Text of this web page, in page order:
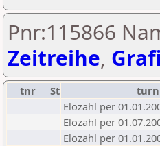
Pnr:115866
Zeitreihe,
tnr St
Elozahl per
Elozahl per
Elozahl per